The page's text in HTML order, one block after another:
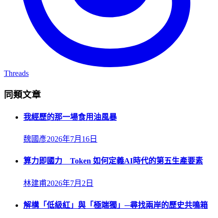
Threads
同類文章
我經歷的那一場食用油風暴
魏國彥2026年7月16日
算力即國力 Token 如何定義AI時代的第五生產要素
林建甫2026年7月2日
解構「低級紅」與「極端獨」─尋找兩岸的歷史共鳴箱